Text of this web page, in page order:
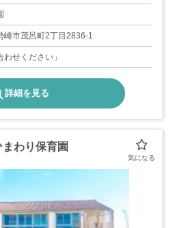
崎市茂呂町2丁目2836-1
わせください」
詳細を見る
わり保育園